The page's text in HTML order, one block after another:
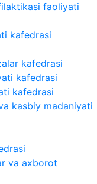
faoliyati
kafedrasi
kafedrasi
kafedrasi
kafedrasi
kasbiy madaniyati
va axborot